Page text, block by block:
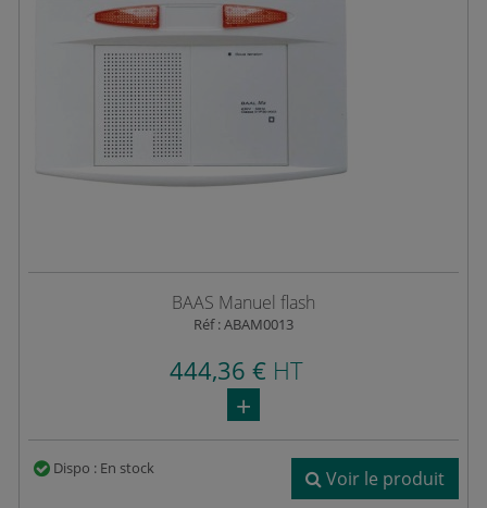
BAAS Manuel flash
Réf : ABAM0013
444,36 € HT
Dispo : En stock Voir le produit